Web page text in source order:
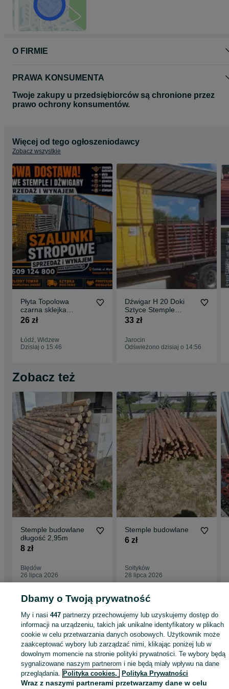
O FIRMIE
PRAWA KONSUMENTA
Twoje zakupy u przedsiębiorców są chronione przez
prawo ochrony konsumentów.
Więcej od tego ogłoszeniodawcy
Zobacz wszystkie
Płyta Topolowa
czarna sklejka
szalunkowa stemple
krzyżowa Trójnogi
Korony stojak
Szalunki
26 zł
Łódź, Widzew
Dzisiaj o 15:46
Dźwigar H 20 Doki
Sztyce Stemple
Budowlane Podpory
33 zł
Jarocin
Odświeżono dzisiaj o 14:56
Zobacz też
Stemple budowlane
długość 2,95m
8 zł
Błędów
26 lipca 2026
Stemple budowlane
6 zł
Sołtyków
28 lipca 2026
Mazowieckie
Stemple - Radom
KATEGORIA
ID:1063766769 Wyświetlenia:
Dbamy o Twoją prywatność
My i nasi447 partnerzy przechowujemy lub uzyskujemy dostęp do
informacji na urządzeniu, takich jak unikalne identyfikatory w plikach
cookie w celu przetwarzania danych osobowych. Użytkownik może
zaakceptować wybory lub zarządzać nimi, klikając poniżej lub w
dowolnym momencie na stronie polityki prywatności. Te wybory będą
sygnalizowane naszym partnerom i nie będą miały wpływu na dane
przeglądania. Polityka cookies, Polityka Prywatności
Wraz z naszymi partnerami przetwarzamy dane w celu